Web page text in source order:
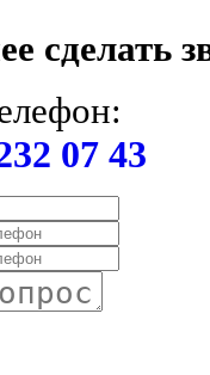
сделать
07 43